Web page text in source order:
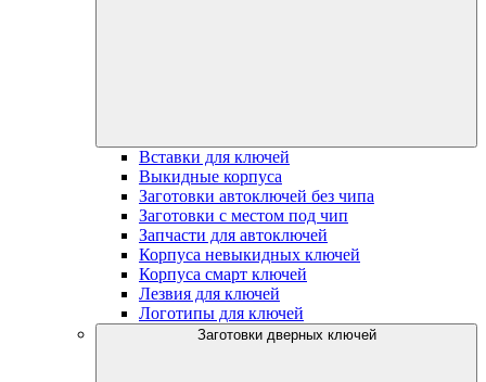
Вставки для ключей
Выкидные корпуса
Заготовки автоключей без чипа
Заготовки с местом под чип
Запчасти для автоключей
Корпуса невыкидных ключей
Корпуса смарт ключей
Лезвия для ключей
Логотипы для ключей
Заготовки дверных ключей